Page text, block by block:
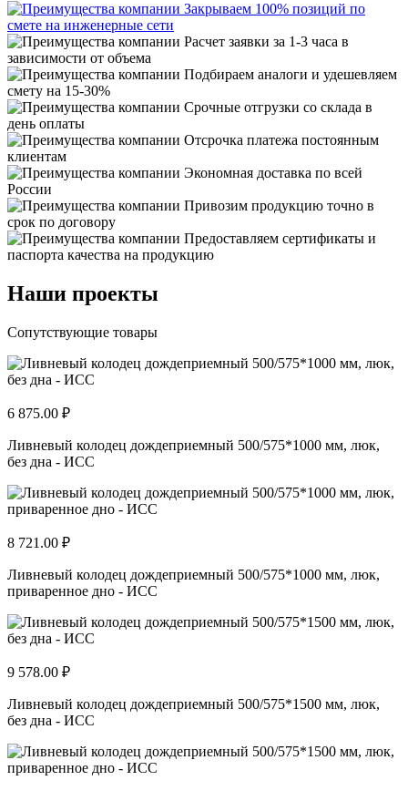
Закрываем 100% позиций по
смете на инженерные сети
Расчет заявки за 1-3 часа в
зависимости от объема
Подбираем аналоги и удешевляем
смету на 15-30%
Срочные отгрузки со склада в
день оплаты
Отсрочка платежа постоянным
клиентам
Экономная доставка по всей
России
Привозим продукцию точно в
срок по договору
Предоставляем сертификаты и
паспорта качества на продукцию
Наши проекты
Сопутствующие товары
6 875.00 ₽
Ливневый колодец дождеприемный 500/575*1000 мм, люк,
без дна - ИСС
8 721.00 ₽
Ливневый колодец дождеприемный 500/575*1000 мм, люк,
приваренное дно - ИСС
9 578.00 ₽
Ливневый колодец дождеприемный 500/575*1500 мм, люк,
без дна - ИСС